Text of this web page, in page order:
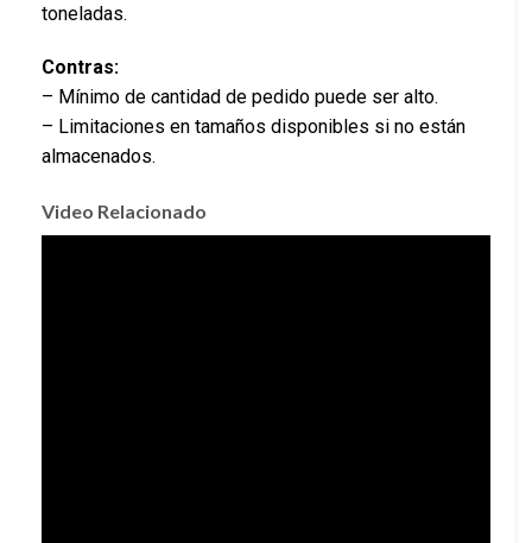
toneladas.
Contras:
– Mínimo de cantidad de pedido puede ser alto.
– Limitaciones en tamaños disponibles si no están
almacenados.
Video Relacionado